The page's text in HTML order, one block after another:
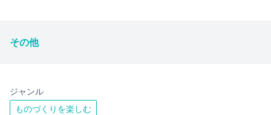
その他
ジャンル
ものづくりを楽しむ